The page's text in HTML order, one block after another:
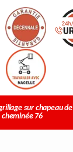
sur chapeau de
cheminée 76